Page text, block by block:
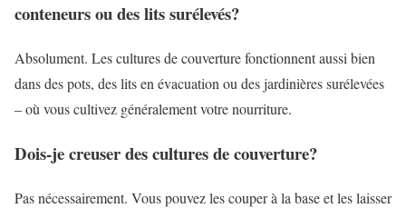
conteneurs ou des lits surélevés?
Absolument. Les cultures de couverture fonctionnent aussi bien
dans des pots, des lits en évacuation ou des jardinières surélevées
– où vous cultivez généralement votre nourriture.
Dois-je creuser des cultures de couverture?
Pas nécessairement. Vous pouvez les couper à la base et les laisser